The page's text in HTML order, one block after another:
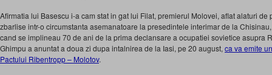
Afirmatia lui Basescu i-a cam stat in gat lui Filat, premierul Molovei, aflat alaturi de
zbarlise intr-o circumstanta asemanatoare la presedintele interimar de la
cand se implineau 70 de ani de la prima declansare a ocupatiei sovietice asupra
Ghimpu a anuntat a doua zi dupa intalnirea de la Iasi, pe 20 august, ca va emite
Pactului Ribentropp – Molotov.